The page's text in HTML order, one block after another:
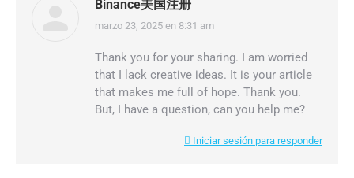
Binance美国注册
dice:
marzo 23, 2025 en 8:31 am
Thank you for your sharing. I am worried
that I lack creative ideas. It is your article
that makes me full of hope. Thank you.
But, I have a question, can you help me?
Iniciar sesión para responder